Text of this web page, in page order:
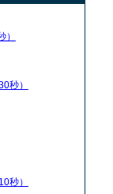
）
秒）
秒）